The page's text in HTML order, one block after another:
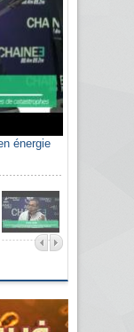
énergie